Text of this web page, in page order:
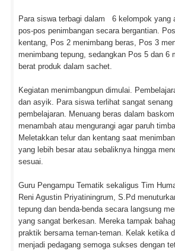
Para siswa terbagi dalam 6 kelompok yang
pos-pos penimbangan secara bergantian.
kentang, Pos 2 menimbang beras, Pos 3
menimbang tepung, sedangkan Pos 5 dan 6
berat produk dalam sachet.
Kegiatan menimbangpun dimulai.
dan asyik. Para siswa terlihat sangat senang
pembelajaran. Menuang beras dalam
menambah atau mengurangi agar paruh
Meletakkan telur dan kentang saat
yang lebih besar atau sebaliknya hingga
sesuai.
Guru Pengampu Tematik sekaligus Tim
Reni Agustin Priyatiningrum, S.Pd
tepung dan benda-benda secara langsung
yang sangat berkesan. Mereka tampak
praktik bersama teman-teman. Kelak ketika
menjadi pedagang semoga sukses dengan